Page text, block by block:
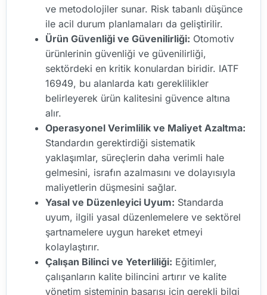
ve metodolojiler sunar. Risk tabanlı düşünce
ile acil durum planlamaları da geliştirilir.
Ürün Güvenliği ve Güvenilirliği: Otomotiv
ürünlerinin güvenliği ve güvenilirliği,
sektördeki en kritik konulardan biridir. IATF
16949, bu alanlarda katı gereklilikler
belirleyerek ürün kalitesini güvence altına
alır.
Operasyonel Verimlilik ve Maliyet Azaltma:
Standardın gerektirdiği sistematik
yaklaşımlar, süreçlerin daha verimli hale
gelmesini, israfın azalmasını ve dolayısıyla
maliyetlerin düşmesini sağlar.
Yasal ve Düzenleyici Uyum: Standarda
uyum, ilgili yasal düzenlemelere ve sektörel
şartnamelere uygun hareket etmeyi
kolaylaştırır.
Çalışan Bilinci ve Yeterliliği: Eğitimler,
çalışanların kalite bilincini artırır ve kalite
yönetim sisteminin başarısı için gerekli bilgi